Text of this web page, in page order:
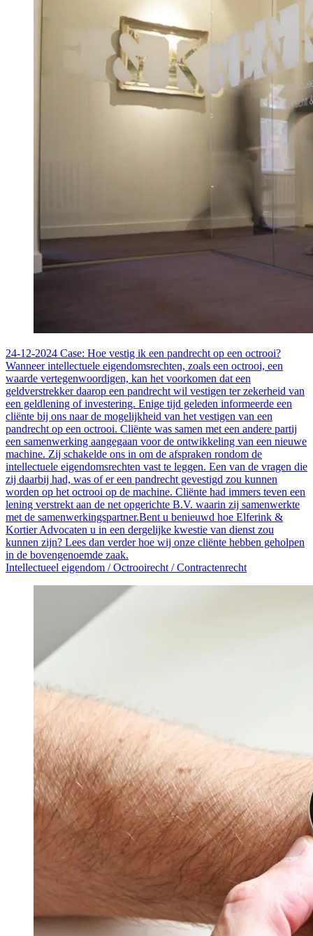
24-12-2024 Case: Hoe vestig ik een pandrecht op een octrooi?
Wanneer intellectuele eigendomsrechten, zoals een octrooi, een
waarde vertegenwoordigen, kan het voorkomen dat een
geldverstrekker daarop een pandrecht wil vestigen ter zekerheid van
een geldlening of investering. Enige tijd geleden informeerde een
cliënte bij ons naar de mogelijkheid van het vestigen van een
pandrecht op een octrooi. Cliënte was samen met een andere partij
een samenwerking aangegaan voor de ontwikkeling van een nieuwe
machine. Zij schakelde ons in om de afspraken rondom de
intellectuele eigendomsrechten vast te leggen. Een van de vragen die
zij daarbij had, was of er een pandrecht gevestigd zou kunnen
worden op het octrooi op de machine. Cliënte had immers teven een
lening verstrekt aan de net opgerichte B.V. waarin zij samenwerkte
met de samenwerkingspartner.Bent u benieuwd hoe Elferink &
Kortier Advocaten u in een dergelijke kwestie van dienst zou
kunnen zijn? Lees dan verder hoe wij onze cliënte hebben geholpen
in de bovengenoemde zaak.
Intellectueel eigendom /Octrooirecht /Contractenrecht